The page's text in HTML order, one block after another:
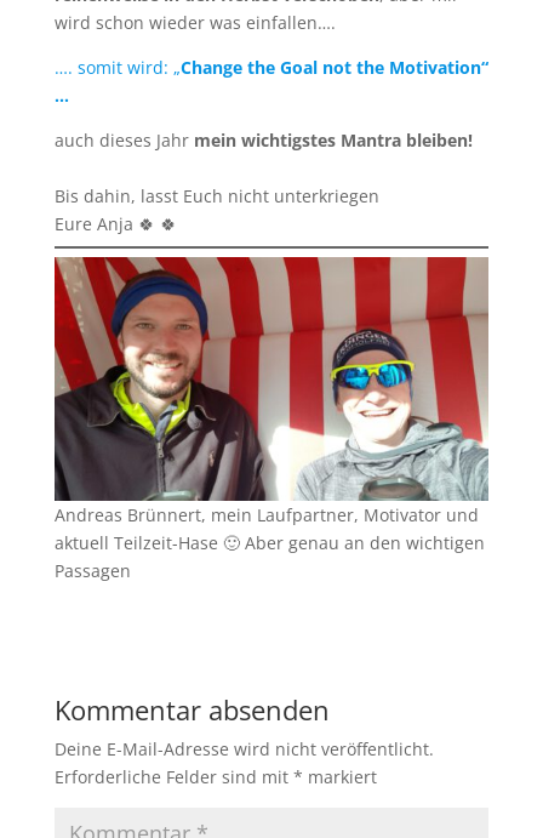
wird schon wieder was einfallen….
…. somit wird: „Change the Goal not the Motivation“
…
auch dieses Jahr mein wichtigstes Mantra bleiben!
Bis dahin, lasst Euch nicht unterkriegen
Eure Anja 🍀 🍀
Andreas Brünnert, mein Laufpartner, Motivator und
aktuell Teilzeit-Hase 🙂 Aber genau an den wichtigen
Passagen
Kommentar absenden
Deine E-Mail-Adresse wird nicht veröffentlicht.
Erforderliche Felder sind mit * markiert